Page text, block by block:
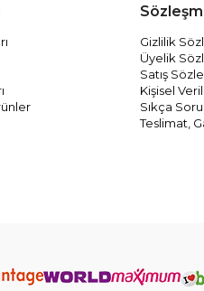
Gizlilik
Üyelik
Satış
Kişisel
Sıkça
Teslimat,